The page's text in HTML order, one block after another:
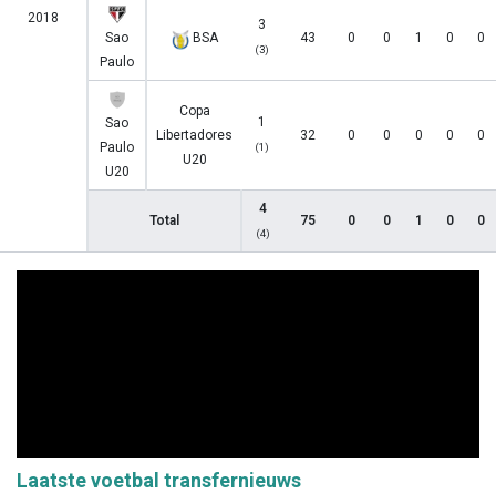
2018
Sao
Paulo
BSA
3
(3)
43 0 0 1 0 0
Sao
Paulo
U20
Copa
Libertadores
U20
1
(1)
32 0 0 0 0 0
Total
4
(4)
75 0 0 1 0 0
Laatste voetbal transfernieuws